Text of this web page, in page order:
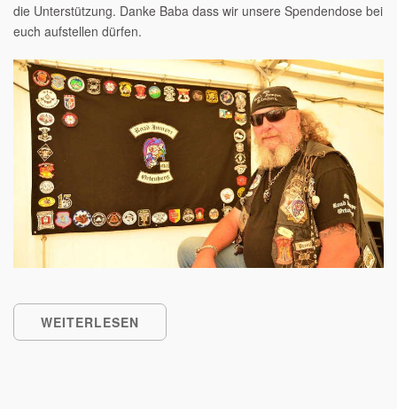
die Unterstützung. Danke Baba dass wir unsere Spendendose bei
euch aufstellen dürfen.
WEITERLESEN